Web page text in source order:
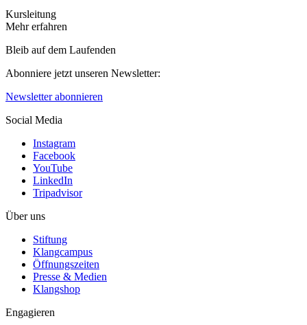
Kursleitung
Mehr erfahren
Bleib auf dem Laufenden
Abonniere jetzt unseren Newsletter:
Newsletter abonnieren
Social Media
Instagram
Facebook
YouTube
LinkedIn
Tripadvisor
Über uns
Stiftung
Klangcampus
Öffnungszeiten
Presse & Medien
Klangshop
Engagieren